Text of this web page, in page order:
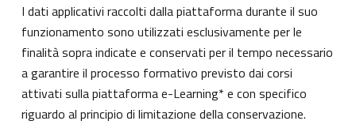
I dati applicativi raccolti dalla piattaforma durante il suo
funzionamento sono utilizzati esclusivamente per le
finalità sopra indicate e conservati per il tempo necessario
a garantire il processo formativo previsto dai corsi
attivati sulla piattaforma e-Learning* e con specifico
riguardo al principio di limitazione della conservazione.